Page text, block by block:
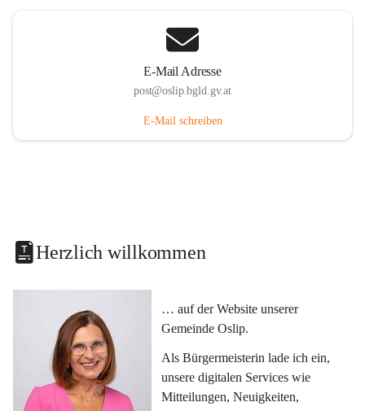
E-Mail Adresse
post@oslip.bgld.gv.at
E-Mail schreiben
Herzlich willkommen
… auf der Website unserer
Gemeinde Oslip.
Als Bürgermeisterin lade ich ein,
unsere digitalen Services wie
Mitteilungen, Neuigkeiten,